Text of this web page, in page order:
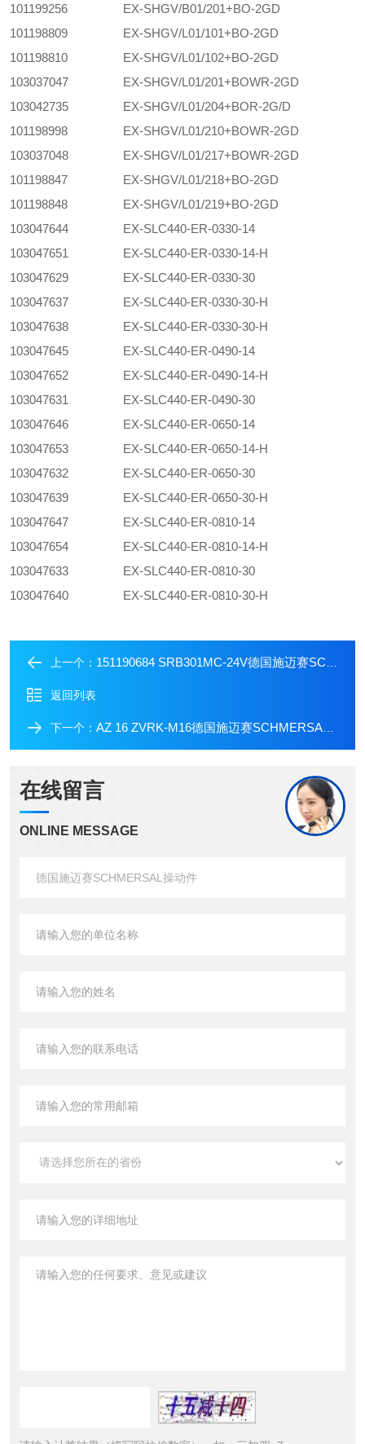
101199256
EX-SHGV/B01/201+BO-2GD
101198809
EX-SHGV/L01/101+BO-2GD
101198810
EX-SHGV/L01/102+BO-2GD
103037047
EX-SHGV/L01/201+BOWR-2GD
103042735
EX-SHGV/L01/204+BOR-2G/D
101198998
EX-SHGV/L01/210+BOWR-2GD
103037048
EX-SHGV/L01/217+BOWR-2GD
101198847
EX-SHGV/L01/218+BO-2GD
101198848
EX-SHGV/L01/219+BO-2GD
103047644
EX-SLC440-ER-0330-14
103047651
EX-SLC440-ER-0330-14-H
103047629
EX-SLC440-ER-0330-30
103047637
EX-SLC440-ER-0330-30-H
103047638
EX-SLC440-ER-0330-30-H
103047645
EX-SLC440-ER-0490-14
103047652
EX-SLC440-ER-0490-14-H
103047631
EX-SLC440-ER-0490-30
103047646
EX-SLC440-ER-0650-14
103047653
EX-SLC440-ER-0650-14-H
103047632
EX-SLC440-ER-0650-30
103047639
EX-SLC440-ER-0650-30-H
103047647
EX-SLC440-ER-0810-14
103047654
EX-SLC440-ER-0810-14-H
103047633
EX-SLC440-ER-0810-30
103047640
EX-SLC440-ER-0810-30-H
上一个： 151190684 SRB301MC-24V德国施迈赛SCHMERSAL安全监控继电器
返回列表
下一个： AZ 16 ZVRK-M16德国施迈赛SCHMERSAL安全开关
在线留言
ONLINE MESSAGE